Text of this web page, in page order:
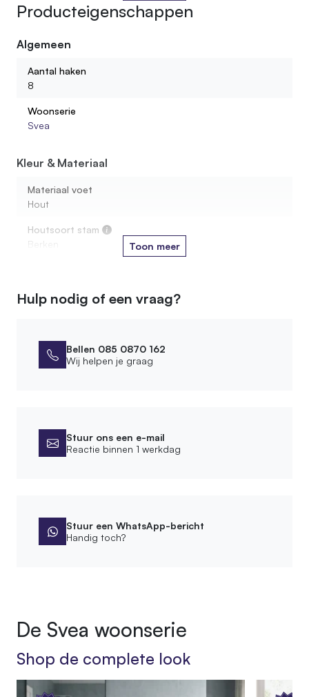
Kan ik een kapstok ook bestellen met een
beits/oliebehandeling?
Worden de wandkapstokken compleet met
Producteigenschappen
Algemeen
Aantal haken
8
Woonserie
Svea
Kleur & Materiaal
Materiaal voet
Hout
Houtsoort stam
Berken
Soort kapstokhaak
Kleur oliebehandeling
5. White wash
Lengte kapstokhaak
6-8 cm
Montage
Leveringsvorm
Afwerking
Bewerking
Geschuurd, Ontschorst
Toon meer
Hulp nodig of een vraag?
Bellen 085 0870 162
Wij helpen je graag
Stuur ons een e-mail
Reactie binnen 1 werkdag
Stuur een WhatsApp-bericht
Handig toch?
De Svea woonserie
Shop de complete look